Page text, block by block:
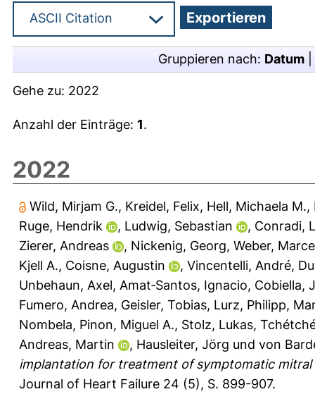
Gruppieren nach: Datum
Gehe zu: 2022
Anzahl der Einträge: 1.
2022
Wild, Mirjam G., Kreidel, Felix, Hell, Michaela M.,
Ruge, Hendrik
, Ludwig, Sebastian , Conradi,
Zierer, Andreas
, Nickenig, Georg, Weber,
Kjell A., Coisne, Augustin , Vincentelli, André,
Unbehaun, Axel, Amat‐Santos, Ignacio, Cobiella,
Fumero, Andrea, Geisler, Tobias, Lurz, Philipp,
Nombela, Pinon, Miguel A., Stolz, Lukas,
Andreas, Martin
, Hausleiter, Jörg und von
implantation for treatment of symptomatic mitral
Journal of Heart Failure 24 (5), S. 899-907.